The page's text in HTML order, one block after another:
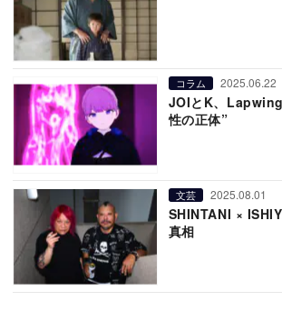
コラム 2025.06.22
JOIとK、
性の正体”
文芸 2025.08.01
SHINTANI ×
真相